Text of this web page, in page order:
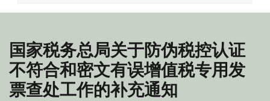
国家税务总局关于防伪税控认证
不符合和密文有误增值税专用发
票查处工作的补充通知